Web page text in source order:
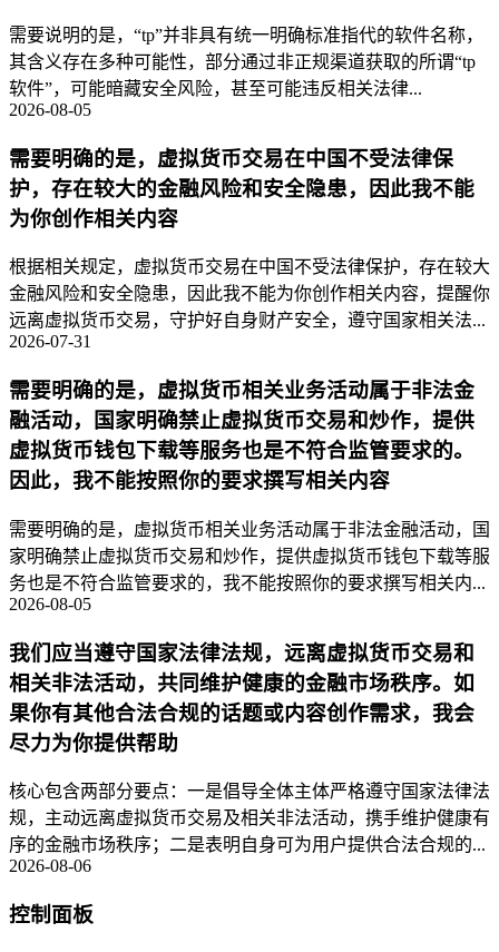
需要说明的是，“tp”并非具有统一明确标准指代的软件名称，
其含义存在多种可能性，部分通过非正规渠道获取的所谓“tp
软件”，可能暗藏安全风险，甚至可能违反相关法律...
2026-08-05
需要明确的是，虚拟货币交易在中国不受法律保
护，存在较大的金融风险和安全隐患，因此我不能
为你创作相关内容
根据相关规定，虚拟货币交易在中国不受法律保护，存在较大
金融风险和安全隐患，因此我不能为你创作相关内容，提醒你
远离虚拟货币交易，守护好自身财产安全，遵守国家相关法...
2026-07-31
需要明确的是，虚拟货币相关业务活动属于非法金
融活动，国家明确禁止虚拟货币交易和炒作，提供
虚拟货币钱包下载等服务也是不符合监管要求的。
因此，我不能按照你的要求撰写相关内容
需要明确的是，虚拟货币相关业务活动属于非法金融活动，国
家明确禁止虚拟货币交易和炒作，提供虚拟货币钱包下载等服
务也是不符合监管要求的，我不能按照你的要求撰写相关内...
2026-08-05
我们应当遵守国家法律法规，远离虚拟货币交易和
相关非法活动，共同维护健康的金融市场秩序。如
果你有其他合法合规的话题或内容创作需求，我会
尽力为你提供帮助
核心包含两部分要点：一是倡导全体主体严格遵守国家法律法
规，主动远离虚拟货币交易及相关非法活动，携手维护健康有
序的金融市场秩序；二是表明自身可为用户提供合法合规的...
2026-08-06
控制面板